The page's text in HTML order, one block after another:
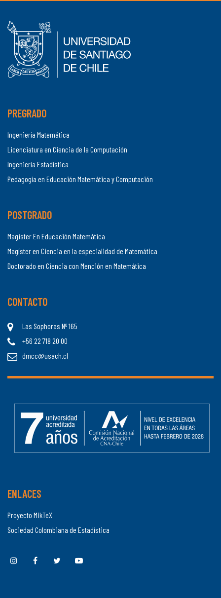
PREGRADO
Ingeniería Matemática
Licenciatura en Ciencia de la Computación
Ingeniería Estadística
Pedagogía en Educación Matemática y Computación
POSTGRADO
Magister En Educación Matemática
Magíster en Ciencia en la especialidad de Matemática
Doctorado en Ciencia con Mención en Matemática
CONTACTO
Las Sophoras Nº 165
+56 22 718 20 00
dmcc@usach.cl
ENLACES
Proyecto MikTeX
Sociedad Colombiana de Estadística